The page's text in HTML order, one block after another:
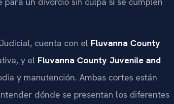
cuenta con el Fluvanna County
y el Fluvanna County Juvenile and
y manutención. Ambas cortes están
dónde se presentan los diferentes